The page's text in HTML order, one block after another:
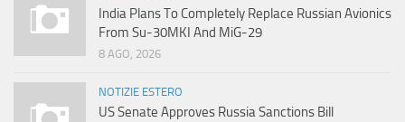
India Plans To Completely Replace Russian Avionics
From Su-30MKI And MiG-29
8 AGO, 2026
NOTIZIE ESTERO
US Senate Approves Russia Sanctions Bill